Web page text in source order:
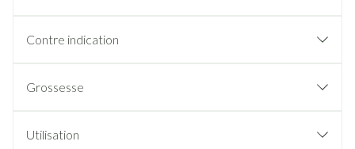
Contre indication
Grossesse
Utilisation